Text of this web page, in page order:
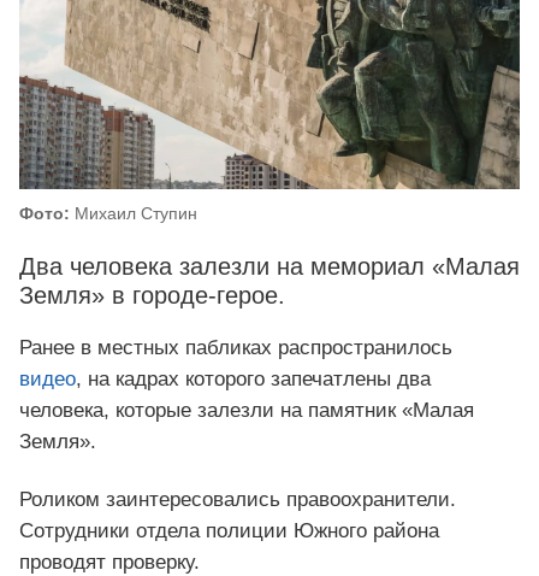
Фото: Михаил Ступин
Два человека залезли на мемориал «Малая
Земля» в городе-герое.
Ранее в местных пабликах распространилось
видео, на кадрах которого запечатлены два
человека, которые залезли на памятник «Малая
Земля».
Роликом заинтересовались правоохранители.
Сотрудники отдела полиции Южного района
проводят проверку.